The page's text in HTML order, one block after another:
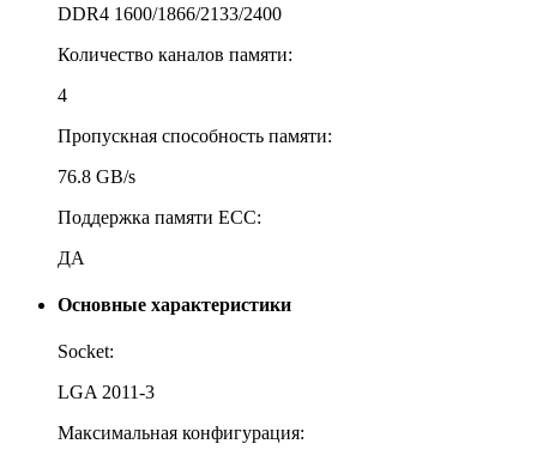
DDR4 1600/1866/2133/2400
Количество каналов памяти:
4
Пропускная способность памяти:
76.8 GB/s
Поддержка памяти ECC:
ДА
Основные характеристики
Socket:
LGA 2011-3
Максимальная конфигурация: